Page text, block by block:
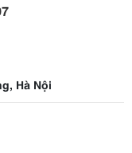
Hà Nội